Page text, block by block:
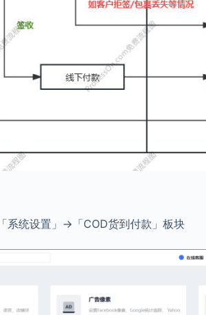
系统设置」→「COD货到付款」板块